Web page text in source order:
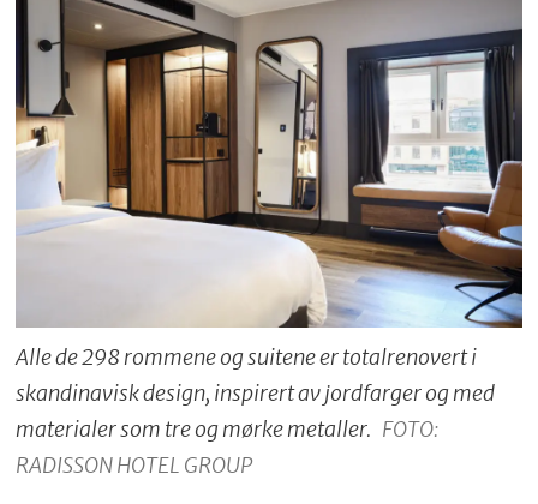
Alle de 298 rommene og suitene er totalrenovert i
skandinavisk design, inspirert av jordfarger og med
materialer som tre og mørke metaller. FOTO:
RADISSON HOTEL GROUP